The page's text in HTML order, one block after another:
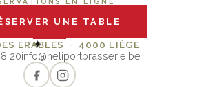
UNE TABLE
✦
ÉRABLES · 4000 LIÈGE
20info@heliportbrasserie.be